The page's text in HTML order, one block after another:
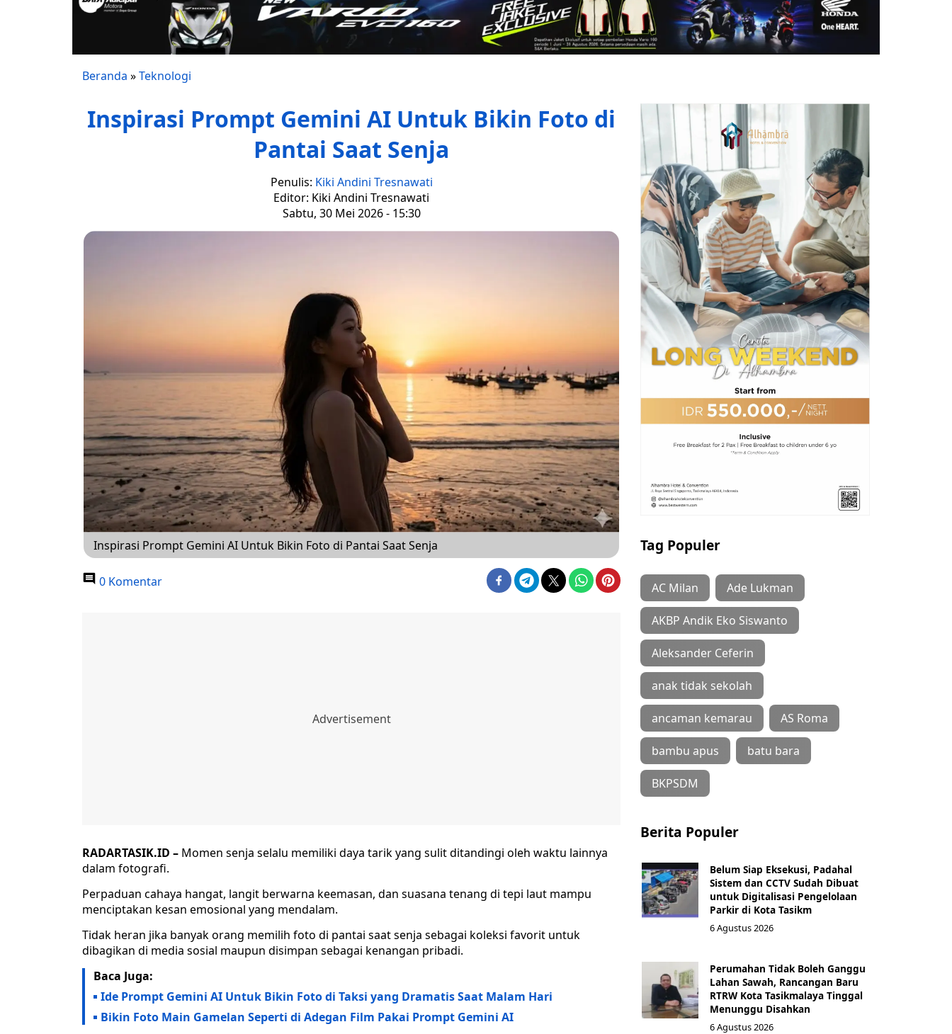
Beranda »Teknologi
Inspirasi Prompt Gemini AI Untuk Bikin Foto di
Pantai Saat Senja
Penulis: Kiki Andini Tresnawati
Editor: Kiki Andini Tresnawati
Sabtu, 30 Mei 2026 - 15:30
Inspirasi Prompt Gemini AI Untuk Bikin Foto di Pantai Saat Senja
0 Komentar
RADARTASIK.ID – Momen senja selalu memiliki daya tarik yang sulit ditandingi oleh waktu lainnya
dalam fotografi.
Perpaduan cahaya hangat, langit berwarna keemasan, dan suasana tenang di tepi laut mampu
menciptakan kesan emosional yang mendalam.
Tidak heran jika banyak orang memilih foto di pantai saat senja sebagai koleksi favorit untuk
dibagikan di media sosial maupun disimpan sebagai kenangan pribadi.
Baca Juga:
Ide Prompt Gemini AI Untuk Bikin Foto di Taksi yang Dramatis Saat Malam Hari
Bikin Foto Main Gamelan Seperti di Adegan Film Pakai Prompt Gemini AI
Tag Populer
AC Milan Ade Lukman
AKBP Andik Eko Siswanto
Aleksander Ceferin
anak tidak sekolah
ancaman kemarau AS Roma
bambu apus batu bara
BKPSDM
Berita Populer
Belum Siap Eksekusi, Padahal
Sistem dan CCTV Sudah Dibuat
untuk Digitalisasi Pengelolaan
Parkir di Kota Tasikm
6 Agustus 2026
Perumahan Tidak Boleh Ganggu
Lahan Sawah, Rancangan Baru
RTRW Kota Tasikmalaya Tinggal
Menunggu Disahkan
6 Agustus 2026